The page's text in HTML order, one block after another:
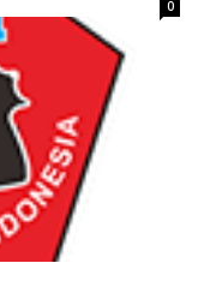
0